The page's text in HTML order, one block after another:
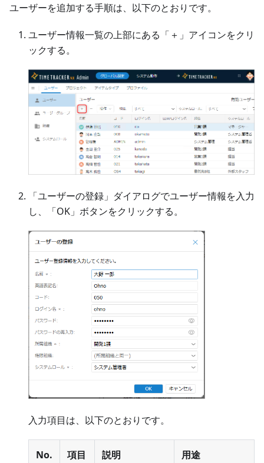
ユーザーを追加する手順は、以下のとおりです。
ユーザー情報一覧の上部にある「＋」アイコンをクリ
ックする。
「ユーザーの登録」ダイアログでユーザー情報を入力
し、「OK」ボタンをクリックする。
入力項目は、以下のとおりです。
No. 項目 説明 用途